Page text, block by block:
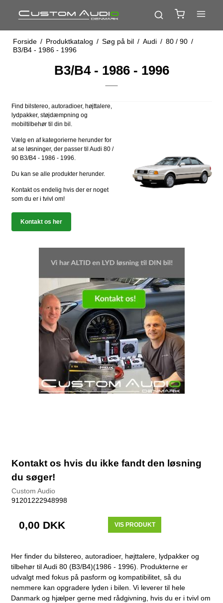
Forside / Produktkatalog / Søg på bil / Audi / 80 / 90 /
B3/B4 - 1986 - 1996
B3/B4 - 1986 - 1996
Find bilstereo, autoradioer, højttalere,
lydpakker, støjdæmpning og
mobiltilbehør til din bil.
Vælg en af kategorierne herunder for
at se løsninger, der passer til Audi 80 /
90 B3/B4 - 1986 - 1996.
Du kan se alle produkter herunder.
Kontakt os endelig hvis der er noget
som du er i tvivl om!
Kontakt os her
Kontakt os hvis du ikke fandt den løsning
du søger!
Custom Audio
91201222948998
0,00 DKK VIS PRODUKT
Her finder du bilstereo, autoradioer, højttalere, lydpakker og
tilbehør til Audi 80 (B3/B4)(1986 - 1996). Produkterne er
udvalgt med fokus på pasform og kompatibilitet, så du
nemmere kan opgradere lyden i bilen. Vi leverer til hele
Danmark og hjælper gerne med rådgivning, hvis du er i tvivl om